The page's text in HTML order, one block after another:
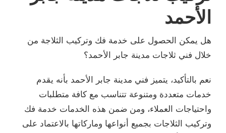
الأحمد
هل يمكن الحصول على خدمة فك وتركيب الثلاجة من
خلال فني ثلاجات مدينة جابر الأحمد؟
نعم بالتأكيد، يتميز فني مدينة جابر الأحمد بأنه يقدم
خدمات متعددة ومتنوعة تتناسب مع كافة متطلبات
واحتياجات العملاء، ومن ضمن هذه الخدمات خدمة فك
وتركيب الثلاجات بجميع أنواعها وماركاتها بالاعتماد على